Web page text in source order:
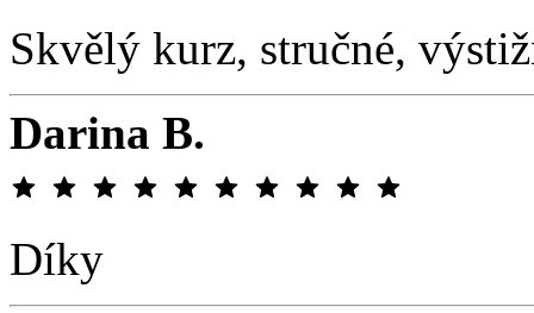
Skvělý kurz, stručné,
Darina B.
Díky